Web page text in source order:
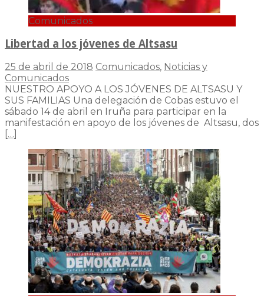
Comunicados
Libertad a los jóvenes de Altsasu
25 de abril de 2018 Comunicados, Noticias y
Comunicados
NUESTRO APOYO A LOS JÓVENES DE ALTSASU Y
SUS FAMILIAS Una delegación de Cobas estuvo el
sábado 14 de abril en Iruña para participar en la
manifestación en apoyo de los jóvenes de Altsasu, dos
[…]